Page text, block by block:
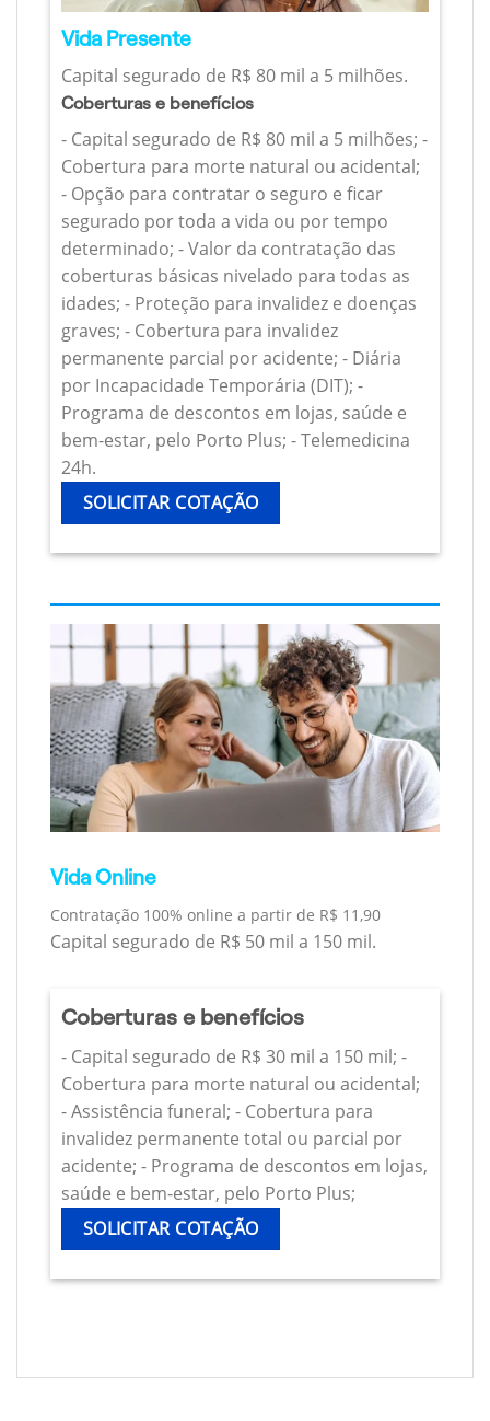
Vida Presente
Capital segurado de R$ 80 mil a 5 milhões.
Coberturas e benefícios
- Capital segurado de R$ 80 mil a 5 milhões; -
Cobertura para morte natural ou acidental;
- Opção para contratar o seguro e ficar
segurado por toda a vida ou por tempo
determinado; - Valor da contratação das
coberturas básicas nivelado para todas as
idades; - Proteção para invalidez e doenças
graves; - Cobertura para invalidez
permanente parcial por acidente; - Diária
por Incapacidade Temporária (DIT); -
Programa de descontos em lojas, saúde e
bem-estar, pelo Porto Plus; - Telemedicina
24h.
SOLICITAR COTAÇÃO
Vida Online
Contratação 100% online a partir de R$ 11,90
Capital segurado de R$ 50 mil a 150 mil.
Coberturas e benefícios
- Capital segurado de R$ 30 mil a 150 mil; -
Cobertura para morte natural ou acidental;
- Assistência funeral; - Cobertura para
invalidez permanente total ou parcial por
acidente; - Programa de descontos em lojas,
saúde e bem-estar, pelo Porto Plus;
SOLICITAR COTAÇÃO